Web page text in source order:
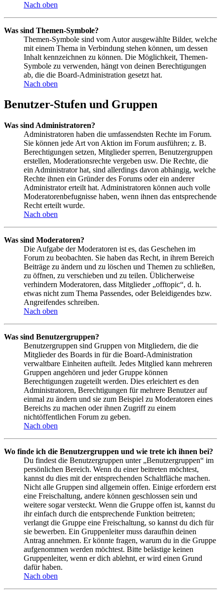
Nach oben
Was sind Themen-Symbole?
Themen-Symbole sind vom Autor ausgewählte Bilder, welche
mit einem Thema in Verbindung stehen können, um dessen
Inhalt kennzeichnen zu können. Die Möglichkeit, Themen-
Symbole zu verwenden, hängt von deinen Berechtigungen
ab, die die Board-Administration gesetzt hat.
Nach oben
Benutzer-Stufen und Gruppen
Was sind Administratoren?
Administratoren haben die umfassendsten Rechte im Forum.
Sie können jede Art von Aktion im Forum ausführen; z. B.
Berechtigungen setzen, Mitglieder sperren, Benutzergruppen
erstellen, Moderationsrechte vergeben usw. Die Rechte, die
ein Administrator hat, sind allerdings davon abhängig, welche
Rechte ihnen ein Gründer des Forums oder ein anderer
Administrator erteilt hat. Administratoren können auch volle
Moderatorenbefugnisse haben, wenn ihnen das entsprechende
Recht erteilt wurde.
Nach oben
Was sind Moderatoren?
Die Aufgabe der Moderatoren ist es, das Geschehen im
Forum zu beobachten. Sie haben das Recht, in ihrem Bereich
Beiträge zu ändern und zu löschen und Themen zu schließen,
zu öffnen, zu verschieben und zu teilen. Üblicherweise
verhindern Moderatoren, dass Mitglieder „offtopic“, d. h.
etwas nicht zum Thema Passendes, oder Beleidigendes bzw.
Angreifendes schreiben.
Nach oben
Was sind Benutzergruppen?
Benutzergruppen sind Gruppen von Mitgliedern, die die
Mitglieder des Boards in für die Board-Administration
verwaltbare Einheiten aufteilt. Jedes Mitglied kann mehreren
Gruppen angehören und jeder Gruppe können
Berechtigungen zugeteilt werden. Dies erleichtert es den
Administratoren, Berechtigungen für mehrere Benutzer auf
einmal zu ändern und sie zum Beispiel zu Moderatoren eines
Bereichs zu machen oder ihnen Zugriff zu einem
nichtöffentlichen Forum zu geben.
Nach oben
Wo finde ich die Benutzergruppen und wie trete ich ihnen bei?
Du findest die Benutzergruppen unter „Benutzergruppen“ im
persönlichen Bereich. Wenn du einer beitreten möchtest,
kannst du dies mit der entsprechenden Schaltfläche machen.
Nicht alle Gruppen sind allgemein offen. Einige erfordern erst
eine Freischaltung, andere können geschlossen sein und
weitere sogar versteckt. Wenn die Gruppe offen ist, kannst du
ihr einfach durch die entsprechende Funktion beitreten;
verlangt die Gruppe eine Freischaltung, so kannst du dich für
sie bewerben. Ein Gruppenleiter muss daraufhin deinen
Antrag annehmen. Er könnte fragen, warum du in die Gruppe
aufgenommen werden möchtest. Bitte belästige keinen
Gruppenleiter, wenn er dich ablehnt, er wird einen Grund
dafür haben.
Nach oben